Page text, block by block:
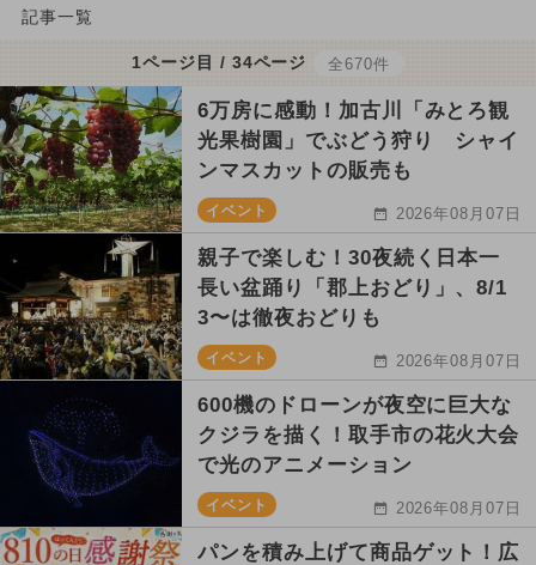
記事一覧
1ページ目 / 34ページ 全670件
6万房に感動！加古川「みとろ観
光果樹園」でぶどう狩り シャイ
ンマスカットの販売も
イベント 2026年08月07日
親子で楽しむ！30夜続く日本一
長い盆踊り「郡上おどり」、8/1
3〜は徹夜おどりも
イベント 2026年08月07日
600機のドローンが夜空に巨大な
クジラを描く！取手市の花火大会
で光のアニメーション
イベント 2026年08月07日
パンを積み上げて商品ゲット！広